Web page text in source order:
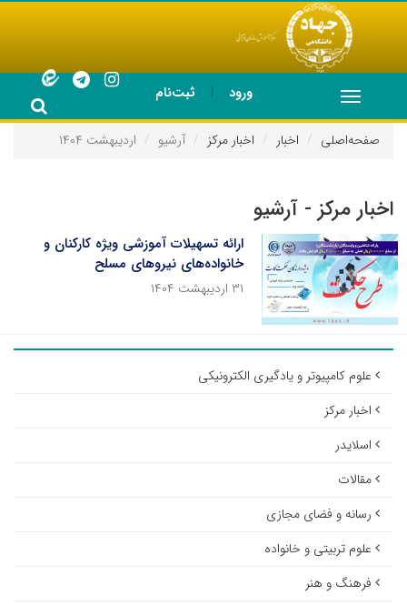
ورود | ثبت‌نام
Toggle
navigation
صفحه‌اصلی
اخبار اخبار مرکز آرشیو اردیبهشت ۱۴۰۴
اخبار مرکز - آرشیو
ارائه تسهیلات آموزشی ویژه کارکنان و
خانواده‌های نیروهای مسلح
۳۱ اردیبهشت ۱۴۰۴
علوم کامپیوتر و یادگیری الکترونیکی
اخبار مرکز
اسلایدر
مقالات
رسانه و فضای مجازی
علوم تربیتی و خانواده
فرهنگ و هنر